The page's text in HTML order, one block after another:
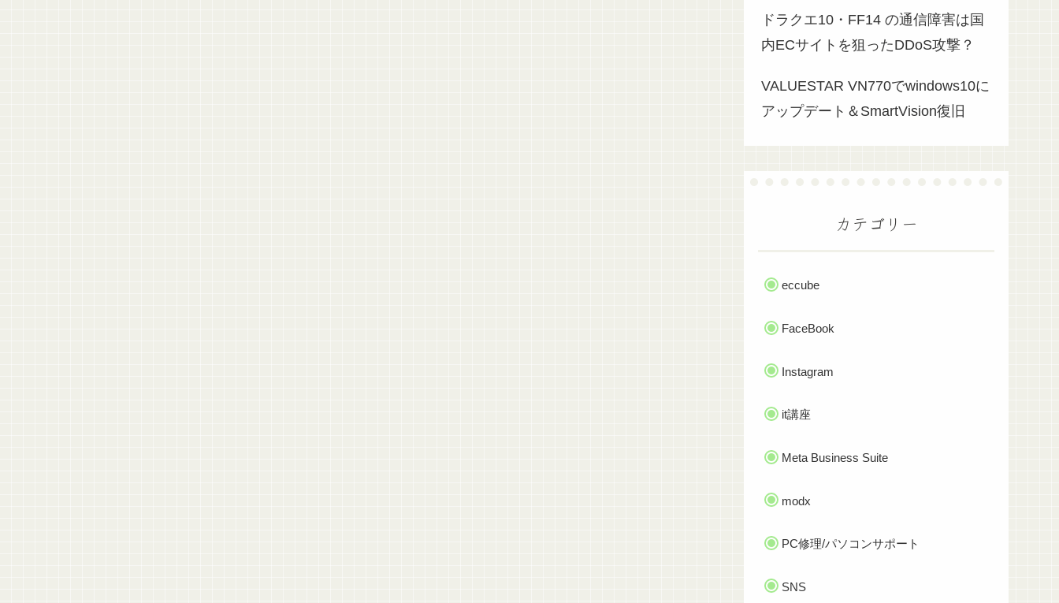
ドラクエ10・FF14 の通信障害は国
内ECサイトを狙ったDDoS攻撃？
VALUESTAR VN770でwindows10に
アップデート＆SmartVision復旧
カテゴリー
eccube
FaceBook
Instagram
it講座
Meta Business Suite
modx
PC修理/パソコンサポート
SNS